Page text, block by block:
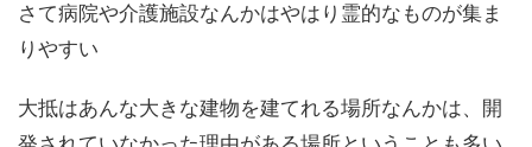
さて病院や介護施設なんかはやはり霊的なものが集ま
りやすい
大抵はあんな大きな建物を建てれる場所なんかは、開